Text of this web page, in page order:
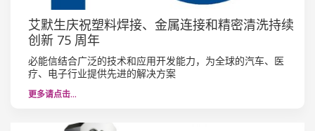
艾默生庆祝塑料焊接、金属连接和精密清洗持续
创新 75 周年
必能信结合广泛的技术和应用开发能力，为全球的汽车、医
疗、电子行业提供先进的解决方案
更多请点击…